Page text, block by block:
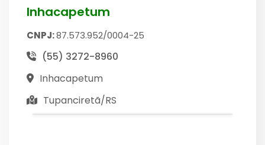
Inhacapetum
CNPJ:87.573.952/0004-25
(55) 3272-8960
Inhacapetum
Tupanciretã/RS